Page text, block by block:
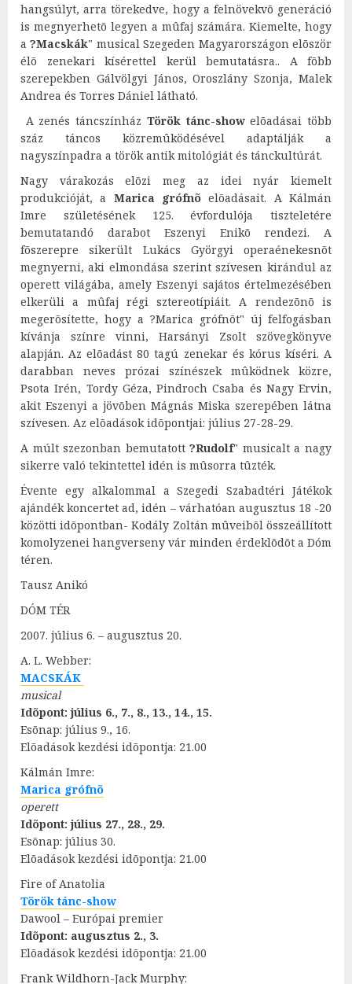
hangsúlyt, arra törekedve, hogy a felnövekvõ generáció
is megnyerhetõ legyen a mûfaj számára. Kiemelte, hogy
a?Macskák" musical Szegeden Magyarországon elõször
élõ zenekari kísérettel kerül bemutatásra.. A fõbb
szerepekben Gálvölgyi János, Oroszlány Szonja, Malek
Andrea és Torres Dániel látható.
A zenés táncszínház Török tánc-showelõadásai több
száz táncos közremûködésével adaptálják a
nagyszínpadra a török antik mitológiát és tánckultúrát.
Nagy várakozás elõzi meg az idei nyár kiemelt
produkcióját, a Marica grófnõ elõadásait. A Kálmán
Imre születésének 125. évfordulója tiszteletére
bemutatandó darabot Eszenyi Enikõ rendezi. A
fõszerepre sikerült Lukács Györgyi operaénekesnõt
megnyerni, aki elmondása szerint szívesen kirándul az
operett világába, amely Eszenyi sajátos értelmezésében
elkerüli a mûfaj régi sztereotípiáit. A rendezõnõ is
megerõsítette, hogy a ?Marica grófnõt" új felfogásban
kívánja színre vinni, Harsányi Zsolt szövegkönyve
alapján. Az elõadást 80 tagú zenekar és kórus kíséri. A
darabban neves prózai színészek mûködnek közre,
Psota Irén, Tordy Géza, Pindroch Csaba és Nagy Ervin,
akit Eszenyi a jövõben Mágnás Miska szerepében látna
szívesen. Az elõadások idõpontjai: július 27-28-29.
A múlt szezonban bemutatott?Rudolf" musicalt a nagy
sikerre való tekintettel idén is mûsorra tûzték.
Évente egy alkalommal a Szegedi Szabadtéri Játékok
ajándék koncertet ad, idén – várhatóan augusztus 18 -20
közötti idõpontban- Kodály Zoltán mûveibõl összeállított
komolyzenei hangverseny vár minden érdeklõdõt a Dóm
téren.
Tausz Anikó
DÓM TÉR
2007. július 6. – augusztus 20.
A. L. Webber:
MACSKÁK
musical
Idõpont: július 6., 7., 8., 13., 14., 15.
Esõnap: július 9., 16.
Elõadások kezdési idõpontja: 21.00
Kálmán Imre:
Marica grófnõ
operett
Idõpont: július 27., 28., 29.
Esõnap: július 30.
Elõadások kezdési idõpontja: 21.00
Fire of Anatolia
Török tánc-show
Dawool – Európai premier
Idõpont: augusztus 2., 3.
Elõadások kezdési idõpontja: 21.00
Frank Wildhorn-Jack Murphy: